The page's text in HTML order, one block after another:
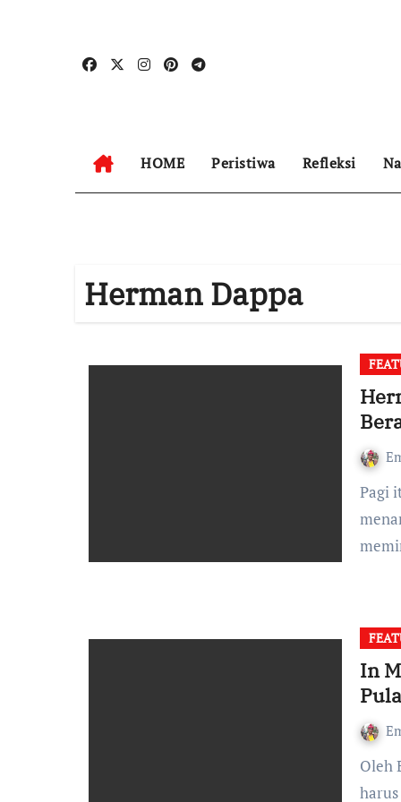
HOME Peristiwa Refleksi
Herman Dappa
Pagi itu, 28 November 2022. Ketika masuk ruangan dan
In
Oleh Emanuel Dapa Loka Untuk kesekian kalinya, saya